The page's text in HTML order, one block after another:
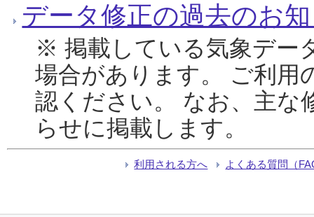
データ修正の過去のお
※ 掲載している気象デー
場合があります。 ご利用
認ください。 なお、主な
らせに掲載します。
利用される方へ よくある質問（